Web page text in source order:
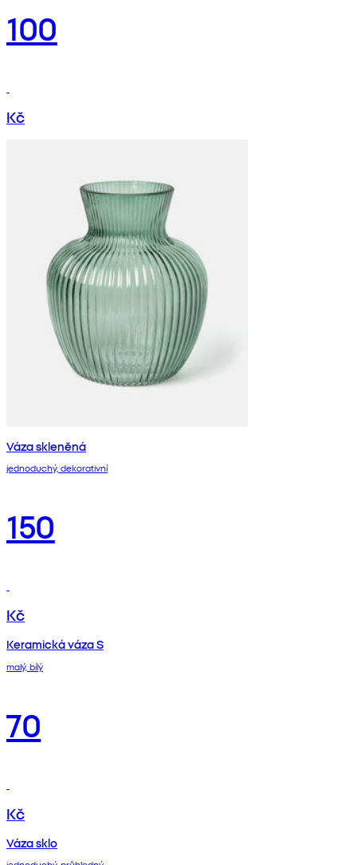
100
Kč
Váza skleněná
jednoduchý, dekorativní
150
Kč
Keramická váza S
malý, bílý
70
Kč
Váza sklo